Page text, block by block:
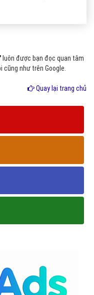
luôn được bạn đọc quan tâm
như trên Google.
Quay lại trang chủ